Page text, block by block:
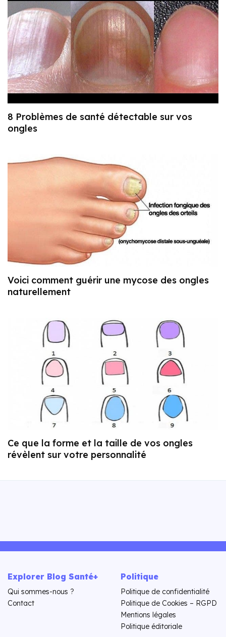
8 Problèmes de santé détectable sur vos
ongles
Voici comment guérir une mycose des ongles
naturellement
Ce que la forme et la taille de vos ongles
révèlent sur votre personnalité
Explorer Blog Santé+
Qui sommes-nous ?
Contact
Politique
Politique de confidentialité
Politique de Cookies – RGPD
Mentions légales
Politique éditoriale